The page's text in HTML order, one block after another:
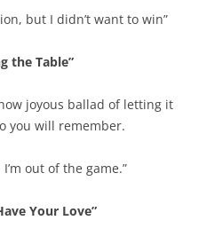
but I didn’t want to win”
the Table”
joyous ballad of letting it
you will remember.
out of the game.”
Your Love”